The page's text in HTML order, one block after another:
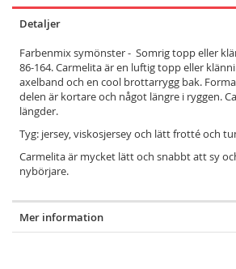
Detaljer
Farbenmix symönster - Somrig topp eller
86-164. Carmelita är en luftig topp eller
axelband och en cool brottarrygg bak.
delen är kortare och något längre i ryggen.
längder.
Tyg: jersey, viskosjersey och lätt frotté och
Carmelita är mycket lätt och snabbt att sy
nybörjare.
Mer information